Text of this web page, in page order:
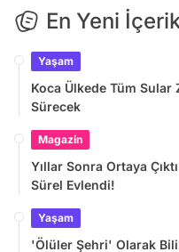
En Yeni
Yaşam
Koca Ülkede Tüm Sular
Sürecek
Magazin
Yıllar Sonra Ortaya
Sürel Evlendi!
Yaşam
'Ölüler Şehri' Olarak